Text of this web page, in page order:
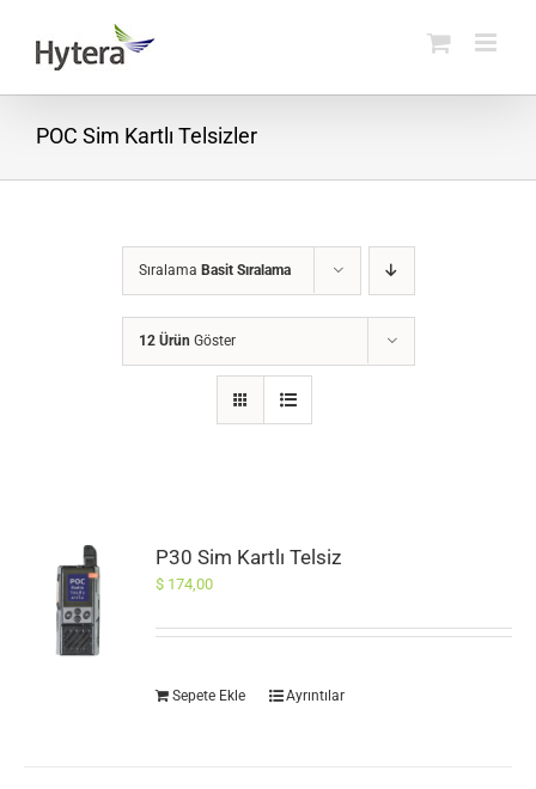
content
POC Sim Kartlı Telsizler
Sıralama Basit Sıralama
12 Ürün Göster
P30 Sim Kartlı Telsiz
$ 174,00
Sepete Ekle Ayrıntılar